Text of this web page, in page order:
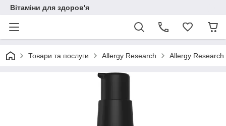
Вітаміни для здоров'я
Товари та послуги Allergy Research Allergy Research